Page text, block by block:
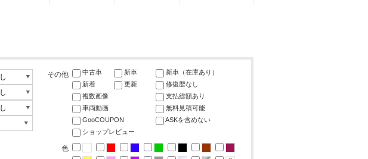
その他 中古車 新車
新車（在庫あり）
新着
更新
修復歴なし
複数画像
支払総額あり
車両動画
無料見積可能
GooCOUPON
ASKを含めない
ショップレビュー
色